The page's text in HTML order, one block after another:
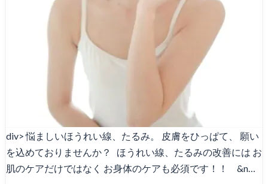
div> 悩ましいほうれい線、たるみ。 皮膚をひっぱて、 願い
を込めておりませんか？ ほうれい線、たるみの改善には お
肌のケアだけではなく お身体のケアも必須です！！ &n…